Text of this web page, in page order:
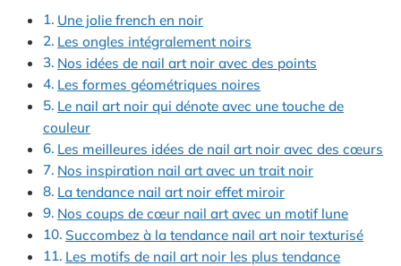
Une jolie french en noir
Les ongles intégralement noirs
Nos idées de nail art noir avec des points
Les formes géométriques noires
Le nail art noir qui dénote avec une touche de
couleur
Les meilleures idées de nail art noir avec des cœurs
Nos inspiration nail art avec un trait noir
La tendance nail art noir effet miroir
Nos coups de cœur nail art avec un motif lune
Succombez à la tendance nail art noir texturisé
Les motifs de nail art noir les plus tendance